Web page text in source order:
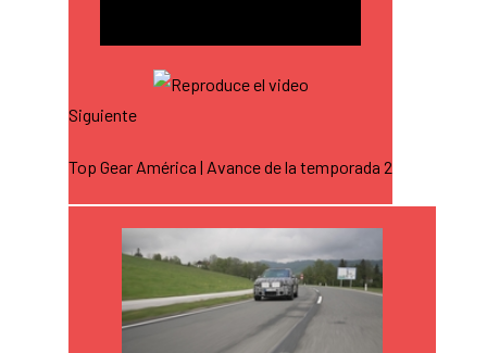
Siguiente
Top Gear América | Avance de la temporada 2